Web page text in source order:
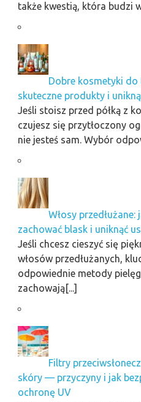
także kwestią, która budzi
Dobre kosmetyki do
skuteczne produkty i
Jeśli stoisz przed półką z
czujesz się przytłoczony
nie jesteś sam. Wybór
Włosy
zachować blask i uniknąć
Jeśli chcesz cieszyć się
włosów przedłużanych,
odpowiednie metody
zachowają[...]
Filtry
skóry — przyczyny i jak
ochronę UV